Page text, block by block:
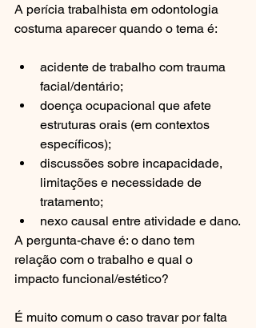
A perícia trabalhista em odontologia
costuma aparecer quando o tema é:
acidente de trabalho com trauma
facial/dentário;
doença ocupacional que afete
estruturas orais (em contextos
específicos);
discussões sobre incapacidade,
limitações e necessidade de
tratamento;
nexo causal entre atividade e dano.
A pergunta-chave é: o dano tem
relação com o trabalho e qual o
impacto funcional/estético?
É muito comum o caso travar por falta